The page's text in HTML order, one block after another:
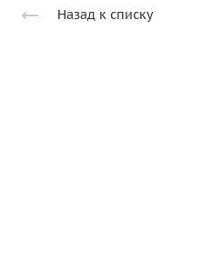
Назад к списку